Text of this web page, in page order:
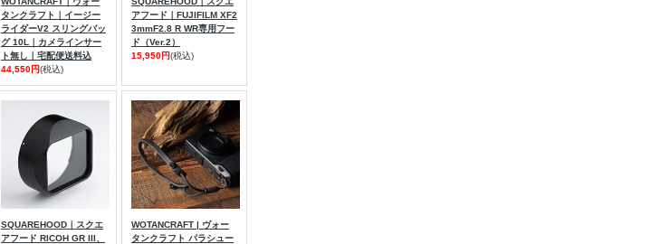
タンクラフト｜イージー
ライダーV2 スリングバッ
グ 10L｜カメラインサー
ト無し｜宅配便送料込
44,550円(税込)
アフード｜FUJIFILM XF2
3mmF2.8 R WR専用フー
ド（Ver.2）
15,950円(税込)
SQUAREHOOD｜スクエ
アフード RICOH GR III、
WOTANCRAFT | ヴォー
タンクラフト パラシュー